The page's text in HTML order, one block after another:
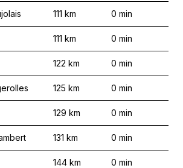
111 km 0 min
111 km 0 min
122 km 0 min
125 km 0 min
129 km 0 min
131 km 0 min
144 km 0 min